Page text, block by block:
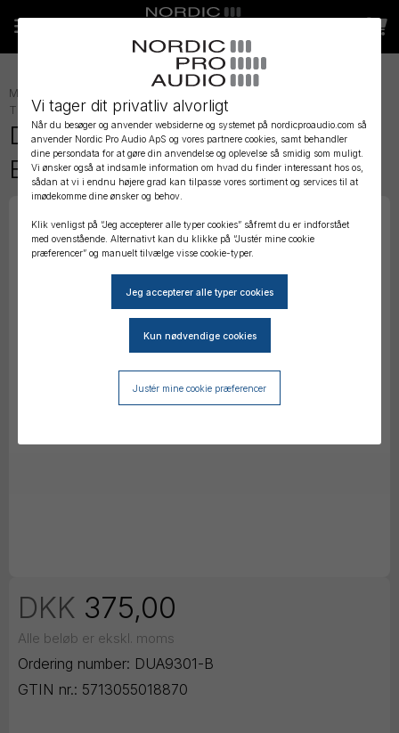
Vi tager dit privatliv alvorligt
Når du besøger og anvender websiderne og systemet på nordicproaudio.com så
anvender Nordic Pro Audio ApS og vores partnere cookies, samt behandler
dine persondata for at gøre din anvendelse og oplevelse så smidig som muligt.
Vi ønsker også at indsamle information om hvad du finder interessant hos os,
sådan at vi i endnu højere grad kan tilpasse vores sortiment og services til at
imødekomme dine ønsker og behov.
Klik venligst på “Jeg accepterer alle typer cookies” såfremt du er indforstået
med ovenstående. Alternativt kan du klikke på “Justér mine cookie
præferencer” og manuelt tilvælge visse cookie-typer.
Justér mine cookie præferencer
MIKROFON TILBEHØR
TILBEHØR»
DPA Subminiature Grid, Metal,
Black, 3 pcs.
DKK 375,00
Alle beløb er ekskl. moms
Ordering number: DUA9301-B
GTIN nr.: 5713055018870